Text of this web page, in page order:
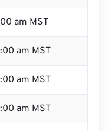
am MST
am MST
am MST
am MST